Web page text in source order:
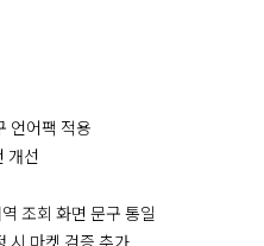
언어팩 적용
개선
조회 화면 문구 통일
시 마켓 검증 추가